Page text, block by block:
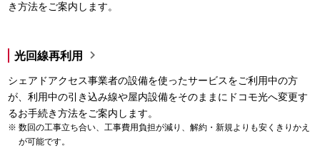
き方法をご案内します。
光回線再利用 
シェアドアクセス事業者の設備を使ったサービスをご利用中の方
が、利用中の引き込み線や屋内設備をそのままにドコモ光へ変更す
るお手続き方法をご案内します。
数回の工事立ち合い、工事費用負担が減り、解約・新規よりも安くきりかえ
が可能です。